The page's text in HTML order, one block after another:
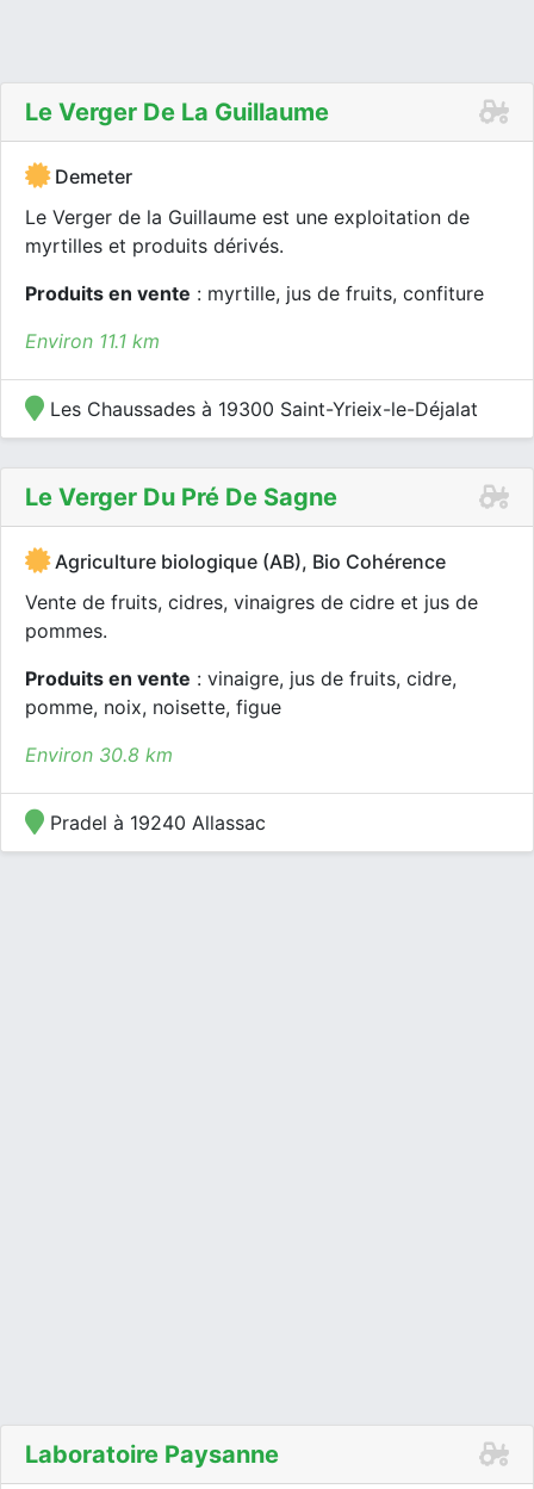
Le Verger De La Guillaume
Demeter
Le Verger de la Guillaume est une exploitation de
myrtilles et produits dérivés.
Produits en vente : myrtille, jus de fruits, confiture
Environ 11.1 km
Les Chaussades à 19300 Saint-Yrieix-le-Déjalat
Le Verger Du Pré De Sagne
Agriculture biologique (AB), Bio Cohérence
Vente de fruits, cidres, vinaigres de cidre et jus de
pommes.
Produits en vente : vinaigre, jus de fruits, cidre,
pomme, noix, noisette, figue
Environ 30.8 km
Pradel à 19240 Allassac
Laboratoire Paysanne